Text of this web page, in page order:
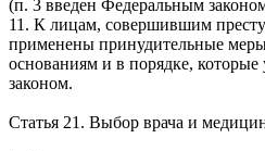
(п. 3 введен Федеральным
11. К лицам, совершившим
применены принудительные
основаниям и в порядке,
законом.
Статья 21. Выбор врача и